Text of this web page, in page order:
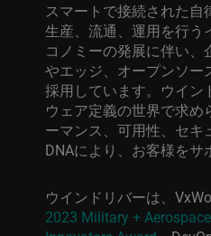
スマートで接続された自
生産、流通、運用を行う
コノミーの発展に伴い
やエッジ、オープンソー
採用しています。ウイン
ウェア定義の世界で求め
ーマンス、可用性、セキ
DNAにより、 お客様をサ
ウインドリバーは、
2023 Military +